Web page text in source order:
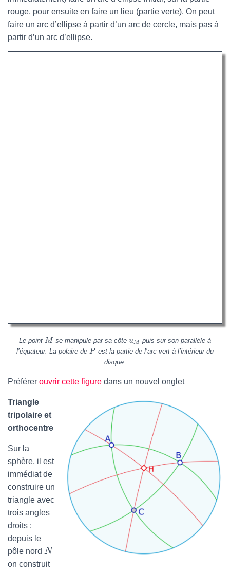
rouge, pour ensuite en faire un lieu (partie verte). On peut
faire un arc d’ellipse à partir d’un arc de cercle, mais pas à
partir d’un arc d’ellipse.
Le pointM se manipule par sa côte uM
puis sur son parallèle à
l’équateur. La polaire deP est la partie de l’arc vert à l’intérieur du
disque.
Préférer ouvrir cette figure dans un nouvel onglet
Triangle
tripolaire et
orthocentre
Sur la
sphère, il est
immédiat de
construire un
triangle avec
trois angles
droits :
depuis le
pôle nord N
on construit